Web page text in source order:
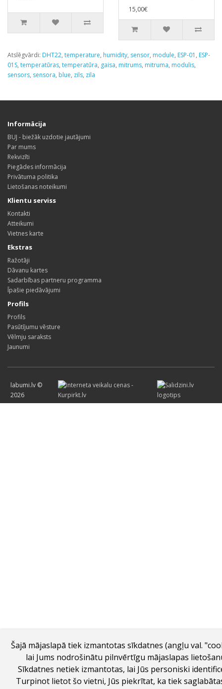
15,00€
Atslēgvārdi: DHT22, temperature, humidity, sensor, module, ESP-01 , ESP-
01S, temperatūras, temperatūra, gaisa, mitrums, mitruma, modulis,
sensors, sensora, blue, zils, zila
Šajā mājaslapā tiek izmantotas sīkdatnes (angļu val.
lai Jums nodrošinātu pilnvērtīgu mājaslapas
Sīkdatnes netiek izmantotas, lai Jūs personiski
Turpinot lietot šo vietni, Jūs piekrītat, ka tiek
Informācija
BUJ - biežāk uzdotie jautājumi
Par mums
Rekvizīti
Piegādes informācija
Privātuma politika
Lietošanas noteikumi
Klientu serviss
Kontakti
Atteikumi
Vietnes karte
Ekstras
Ražotāji
Dāvanu kartes
Sadarbības partneru programma
Īpašie piedāvājumi
Profils
Profils
Pasūtījumu vēsture
Vēlmju saraksts
Jaunumi
labumi.lv ©
2026